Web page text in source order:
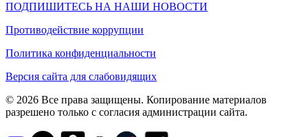
ПОДПИШИТЕСЬ НА НАШИ НОВОСТИ
Противодействие коррупции
Политика конфиденциальности
Версия сайта для слабовидящих
© 2026 Все права защищены. Копирование материалов
разрешено только с согласия администрации сайта.